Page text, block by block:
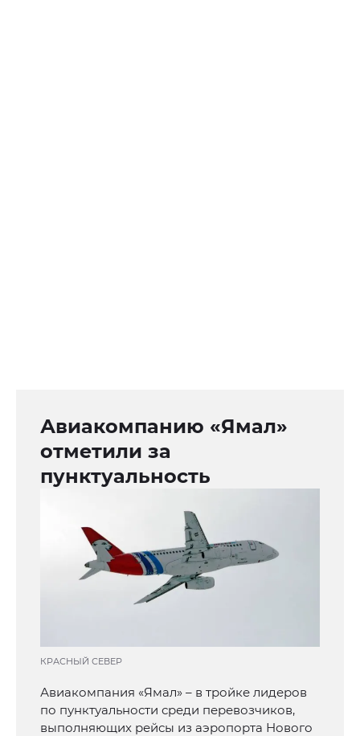
Авиакомпанию «Ямал»
отметили за
пунктуальность
КРАСНЫЙ СЕВЕР
Авиакомпания «Ямал» – в тройке лидеров
по пунктуальности среди перевозчиков,
выполняющих рейсы из аэропорта Нового